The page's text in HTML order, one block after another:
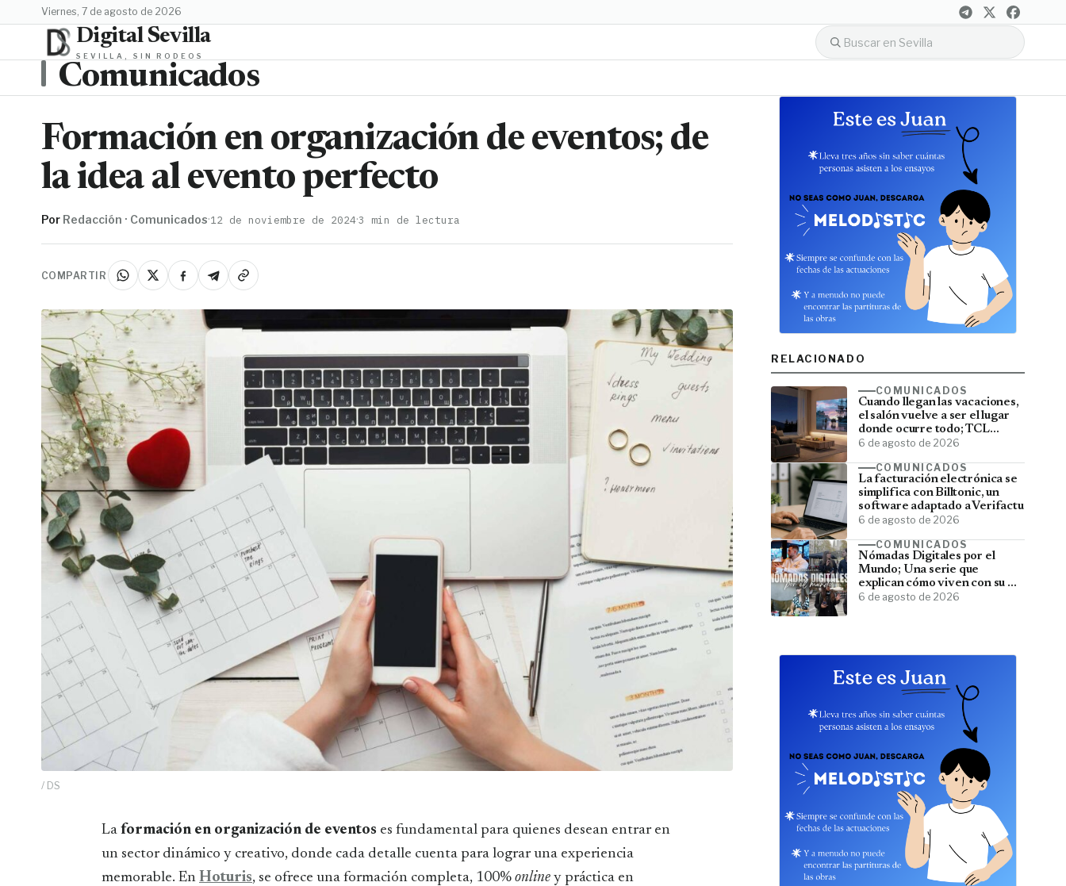
viernes, 7 de agosto de 2026
Digital Sevilla
SEVILLA, SIN RODEOS
Comunicados
Formación en organización de eventos; de
la idea al evento perfecto
Por Redacción · Comunicados·12 de noviembre de 2024·3 min de lectura
COMPARTIR
/ DS
La formación en organización de eventos es fundamental para quienes desean entrar en
un sector dinámico y creativo, donde cada detalle cuenta para lograr una experiencia
memorable. En Hoturis, se ofrece una formación completa, 100% online y práctica en
RELACIONADO
COMUNICADOS
Cuando llegan las vacaciones,
el salón vuelve a ser el lugar
donde ocurre todo; TCL
convierte el televisor en el
6 de agosto de 2026
COMUNICADOS
La facturación electrónica se
simplifica con Billtonic, un
software adaptado a Verifactu
6 de agosto de 2026
COMUNICADOS
Nómadas Digitales por el
Mundo; Una serie que
explican cómo viven con su PC
y viajan por el mundo
6 de agosto de 2026